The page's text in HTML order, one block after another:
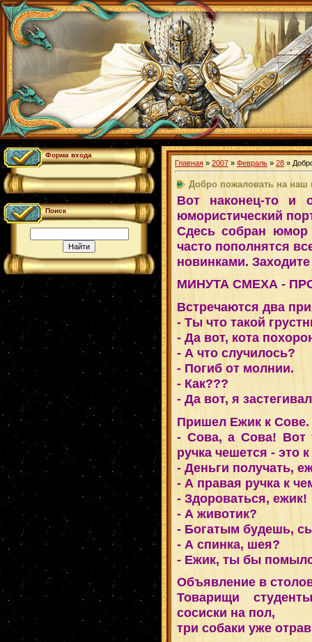
Форма входа
Поиск
Главная » 2007 » Февраль » 28 »
Добро пожаловать на наш
Вот наконец-то и
юмористический
Сдесь собран юмор
часто пополнятся
новинками.
МИНУТА СМЕХА -
Встречаются два
- Ты что такой
- Да вот, кота
- А что случилось?
- Погиб от молнии.
- Как???
- Да вот, я
Пришел Ежик к Сове.
- Сова, а Сова! Вот
ручка чешется - это
- Деньги получать,
- А правая ручка к
- Здороваться, ежик!
- А животик?
- Богатым будешь,
- А спинка, шея?
- Ежик, ты бы
Объявление в
Товарищи
сосиски на пол,
три собаки уже